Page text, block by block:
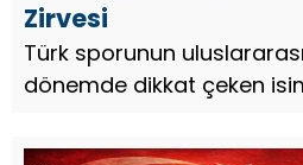
Zirvesi
Türk sporunun
dönemde dikkat çeken
yıldızlarından Ricardo